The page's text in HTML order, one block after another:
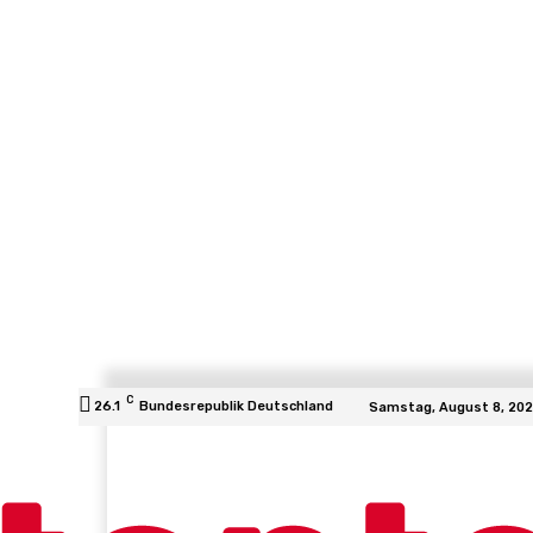
26.1 C Bundesrepublik Deutschland Samstag, August 8,